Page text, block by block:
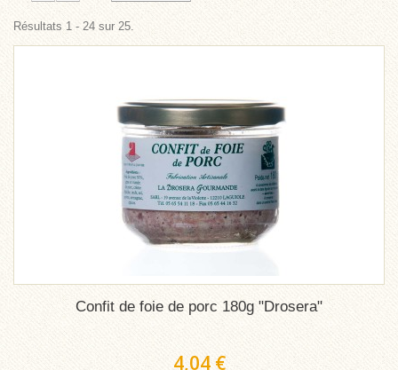
Résultats 1 - 24 sur 25.
Confit de foie de porc 180g "Drosera"
4,04 €